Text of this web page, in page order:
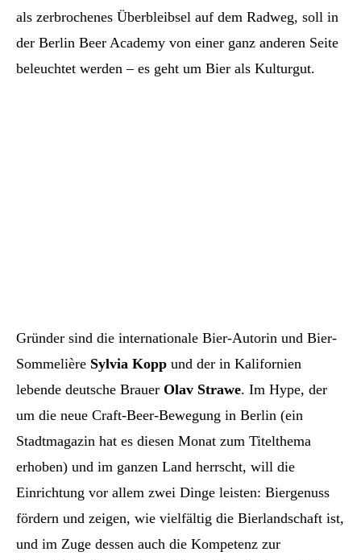
als zerbrochenes Überbleibsel auf dem Radweg, soll in
der Berlin Beer Academy von einer ganz anderen Seite
beleuchtet werden – es geht um Bier als Kulturgut.
Gründer sind die internationale Bier-Autorin und Bier-
Sommelière Sylvia Kopp und der in Kalifornien
lebende deutsche Brauer Olav Strawe. Im Hype, der
um die neue Craft-Beer-Bewegung in Berlin (ein
Stadtmagazin hat es diesen Monat zum Titelthema
erhoben) und im ganzen Land herrscht, will die
Einrichtung vor allem zwei Dinge leisten: Biergenuss
fördern und zeigen, wie vielfältig die Bierlandschaft ist,
und im Zuge dessen auch die Kompetenz zur